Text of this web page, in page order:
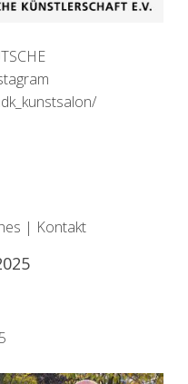
| Kontakt